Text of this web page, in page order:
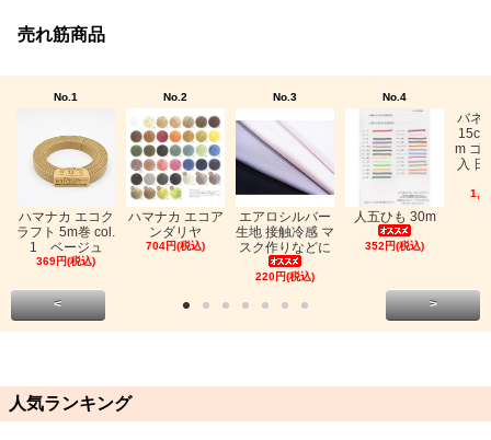
売れ筋商品
No.1
ハマナカ エコク
ラフト 5m巻 col.
1 ベージュ
369円(税込)
No.2
ハマナカ エコア
ンダリヤ
704円(税込)
No.3
エアロシルバー
生地 接触冷感 マ
スク作りなどに
220円(税込)
No.4
人五ひも 30m
352円(税込)
バネ
m ゴ
入
< >
人気ランキング